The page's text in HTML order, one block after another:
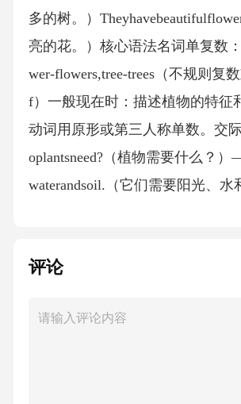
多的树。）
亮的花。）核心语法名词单复数
wer-flowers,tree-trees（不规则复
f）一般现在时：描述植物的特征
动词用原形或第三人称单数。交
oplantsneed?（植物需要什么？）
waterandsoil.（它们需要阳光、水
程）,play（玩）,read（读）,write
（美术课）时间类：Monday（周
评论